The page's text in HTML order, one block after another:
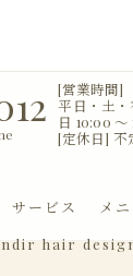
[営業時間]
平日・土
日 10:00 〜
[定休日] 不
サービス メ
hair